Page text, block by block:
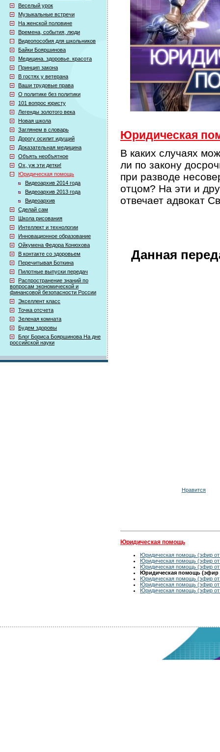
Веселый урок
Музыкальные встречи
На женской половине
Времена, события, люди
Видеопособия для школьников
Байки Бояршинова
Медицина. здоровье. красота
Принцип закона
В гостях у ветерана
Ваши трудовые права
О политике без политики
101 вопрос юристу
Легенды золотого века
Новая школа
Заглянем в словарь
Дорогу осилит идущий
Доказательная медицина
Объять необъятное
Ох, уж эти детки!
Юридическая помощь
Видеоархив 2014 года
Видеоархив 2013 года
Видеоархив
Сделай сам
Школа рисования
Интеллект и технологии
Инновационное образование
Ойкумена Федора Конюхова
В контакте со здоровьем
Перечитывая Боткина
Пилотные выпуски передач
Распространение знаний по
вопросам экономической и
финансовой безопасности России
Экселлент класс
Точка отсчета
Зеленая комната
Будем здоровы
Блог Бориса Бояршинова На дне
российской науки
Юридическая
В каких случаях
ли по закону
при разводе
отцом? На эти и
отвечает адвокат
Данная
Нравится
Юридическая помощь
Юридическая помощь (эфир от
Юридическая помощь (эфир от
Юридическая помощь (эфир от
Юридическая помощь (эфир
Юридическая помощь (эфир от
Юридическая помощь (эфир от
Юридическая помощь (эфир от